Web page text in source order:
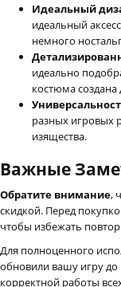
Идеальный
идеальный
немного
идеально
костюма создана
разных игровых
изящества.
Важные
Обратите внимание,
скидкой. Перед
чтобы избежать
Для полноценного
обновили вашу игру до
корректной работы